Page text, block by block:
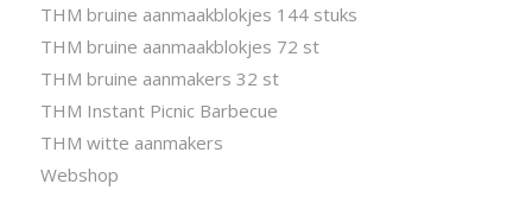
THM bruine aanmaakblokjes 144 stuks
THM bruine aanmaakblokjes 72 st
THM bruine aanmakers 32 st
THM Instant Picnic Barbecue
THM witte aanmakers
Webshop